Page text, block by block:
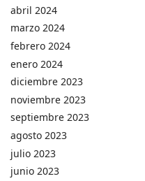
abril 2024
marzo 2024
febrero 2024
enero 2024
diciembre 2023
noviembre 2023
septiembre 2023
agosto 2023
julio 2023
junio 2023